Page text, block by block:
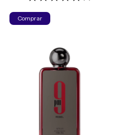
Comprar